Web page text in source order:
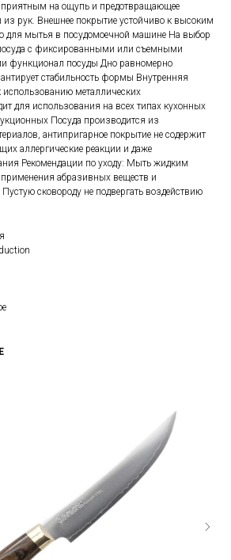
на ощупь и предотвращающее
рук. Внешнее покрытие устойчиво к высоким
для мытья в посудомоечной машине На выбор
с фиксированными или съемными
функционал посуды Дно равномерно
стабильность формы Внутренняя
использованию металлических
для использования на всех типах кухонных
Посуда производится из
антипригарное покрытие не содержит
аллергические реакции и даже
Рекомендации по уходу: Мыть жидким
абразивных веществ и
сковороду не подвергать воздействию